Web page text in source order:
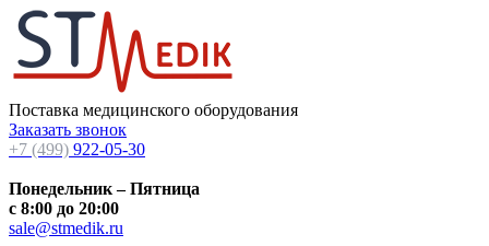
Поставка медицинского оборудования
Заказать звонок
+7 (499) 922-05-30
Понедельник – Пятница
с 8:00 до 20:00
sale@stmedik.ru